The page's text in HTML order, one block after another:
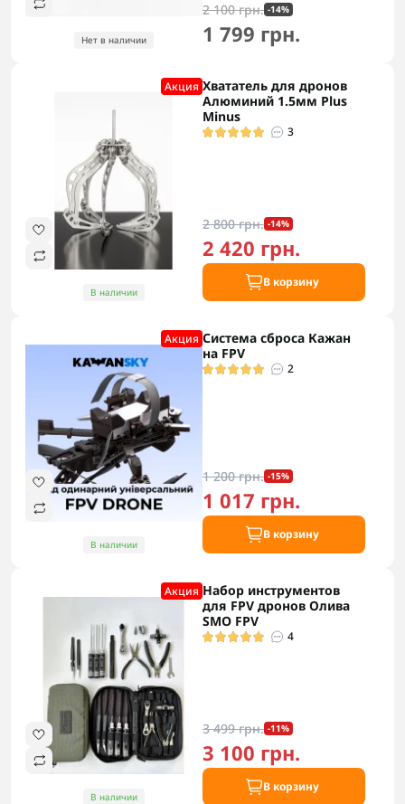
Нет в наличии
2 100 грн. -14%
1 799 грн.
Акция
В наличии
Хвататель для дронов
Алюминий 1.5мм Plus
Minus
3
2 800 грн. -14%
2 420 грн.
В корзину
Акция
В наличии
Система сброса Кажан
на FPV
2
1 200 грн. -15%
1 017 грн.
В корзину
Акция
В наличии
Набор инструментов
для FPV дронов Олива
SMO FPV
4
3 499 грн. -11%
3 100 грн.
В корзину